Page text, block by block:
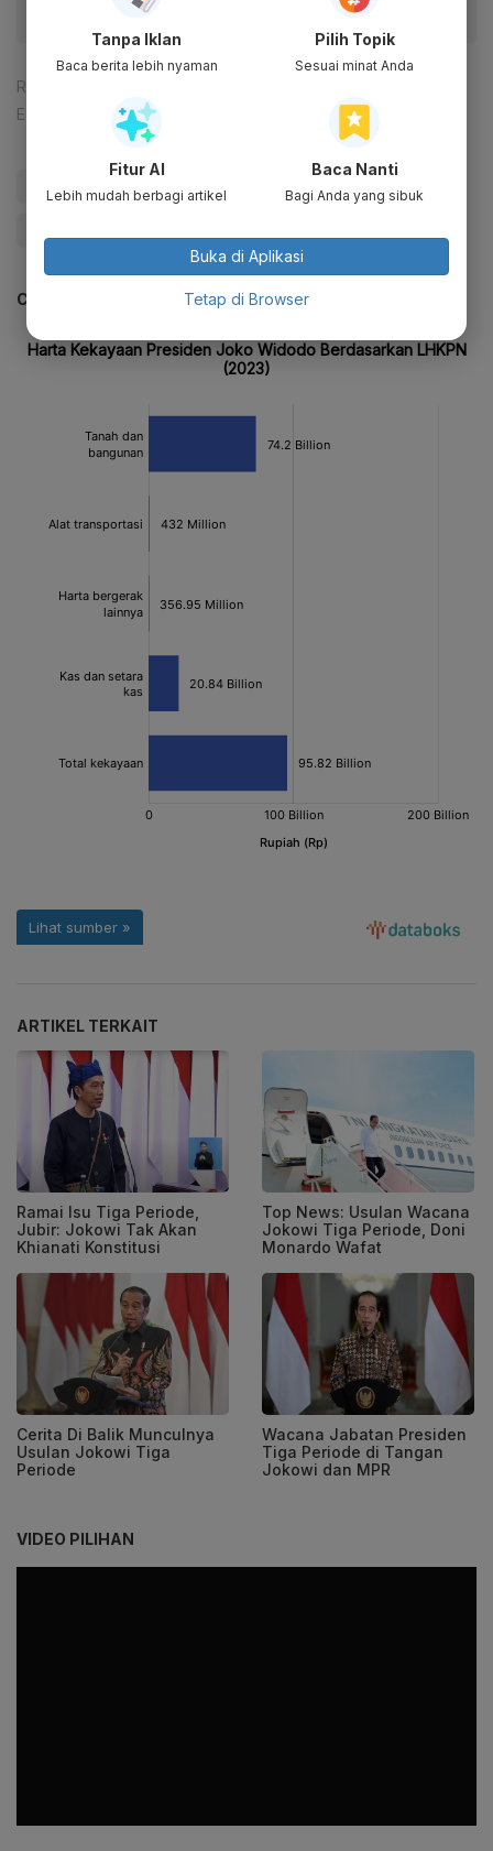
Reporter:
Editor:
Ameidyo Daud Nasution
#Jokowi #Wacana Jabatan Presiden Tiga Periode
CEK JUGA DATA INI
ARTIKEL TERKAIT
Ramai Isu Tiga Periode,
Jubir: Jokowi Tak Akan
Khianati Konstitusi
Top News: Usulan Wacana
Jokowi Tiga Periode, Doni
Monardo Wafat
Cerita Di Balik Munculnya
Usulan Jokowi Tiga
Periode
Wacana Jabatan Presiden
Tiga Periode di Tangan
Jokowi dan MPR
VIDEO PILIHAN
Tanpa Iklan
Baca berita lebih nyaman
Pilih Topik
Sesuai minat Anda
Fitur AI
Lebih mudah berbagi artikel
Baca Nanti
Bagi Anda yang sibuk
Buka di Aplikasi
Tetap di Browser